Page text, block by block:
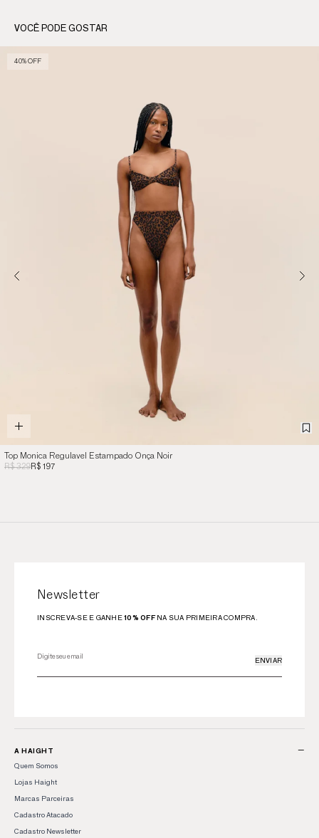
VOCÊ PODE GOSTAR
Top Monica Regulavel Estampado Onça Noir
40% OFF
R$ 329R$ 197
Newsletter
INSCREVA-SE E GANHE10% OFFNA SUA PRIMEIRA COMPRA.
ENVIAR
A HAIGHT −
Quem Somos
Lojas Haight
Marcas Parceiras
Cadastro Atacado
Cadastro Newsletter